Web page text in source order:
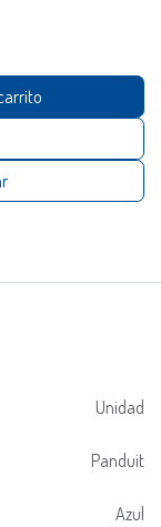
Unidad
Panduit
Azul